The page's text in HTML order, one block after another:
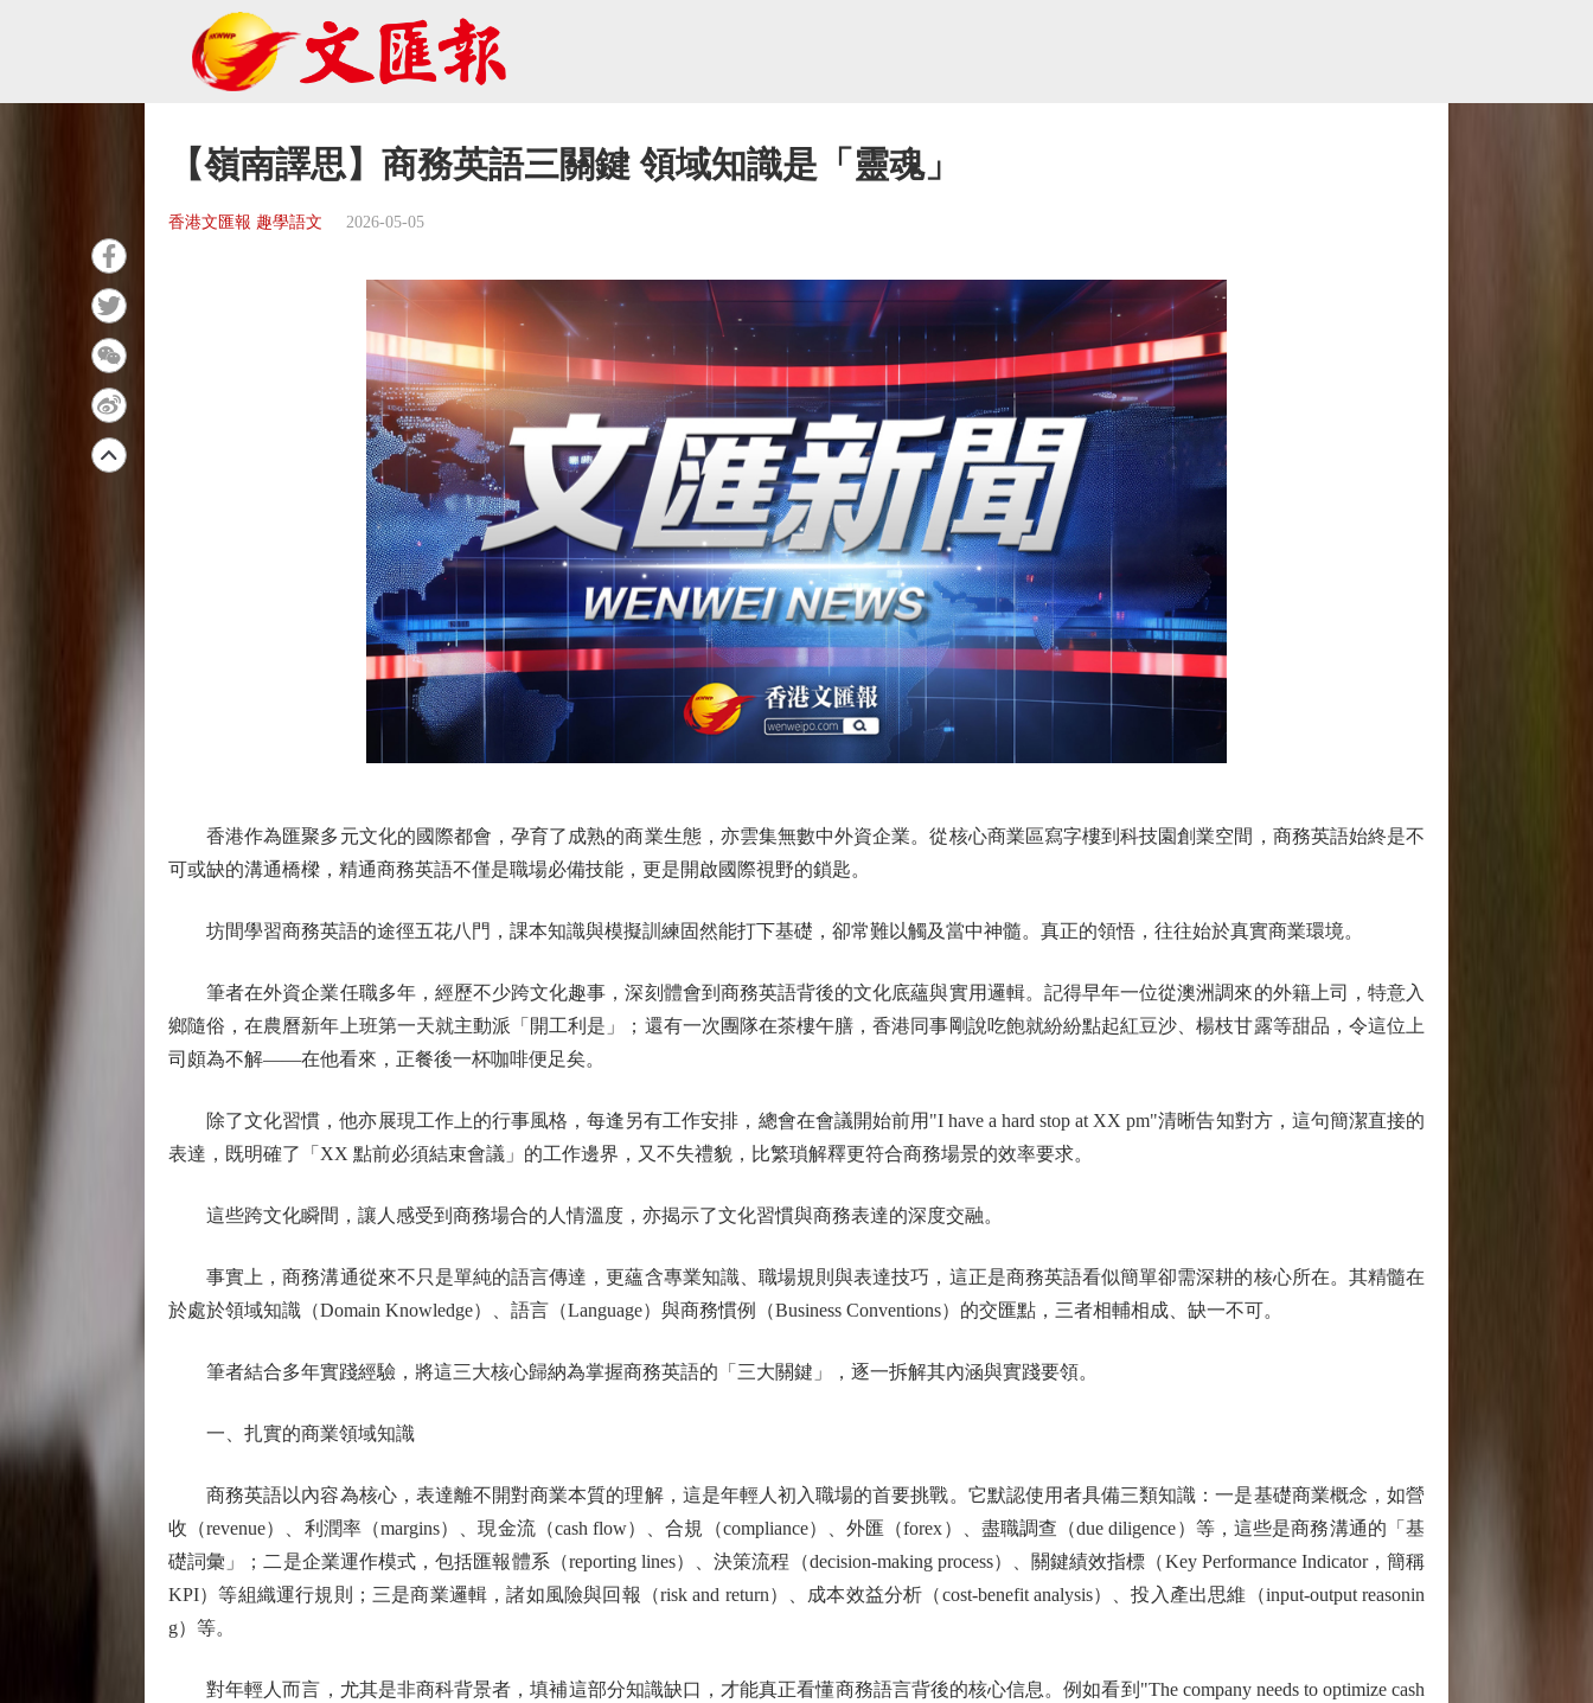
【嶺南譯思】商務英語三關鍵 領域知識是「靈魂」
香港文匯報 趣學語文 2026-05-05
香港作為匯聚多元文化的國際都會，孕育了成熟的商業生態，亦雲集無數中外資企業。從核心商業區寫字樓到科技園創業空間，商務英語始終是不
可或缺的溝通橋樑，精通商務英語不僅是職場必備技能，更是開啟國際視野的鎖匙。
坊間學習商務英語的途徑五花八門，課本知識與模擬訓練固然能打下基礎，卻常難以觸及當中神髓。真正的領悟，往往始於真實商業環境。
筆者在外資企業任職多年，經歷不少跨文化趣事，深刻體會到商務英語背後的文化底蘊與實用邏輯。記得早年一位從澳洲調來的外籍上司，特意入
鄉隨俗，在農曆新年上班第一天就主動派「開工利是」；還有一次團隊在茶樓午膳，香港同事剛說吃飽就紛紛點起紅豆沙、楊枝甘露等甜品，令這位上
司頗為不解——在他看來，正餐後一杯咖啡便足矣。
除了文化習慣，他亦展現工作上的行事風格，每逢另有工作安排，總會在會議開始前用"I have a hard stop at XX pm"清晰告知對方，這句簡潔直接的
表達，既明確了「XX 點前必須結束會議」的工作邊界，又不失禮貌，比繁瑣解釋更符合商務場景的效率要求。
這些跨文化瞬間，讓人感受到商務場合的人情溫度，亦揭示了文化習慣與商務表達的深度交融。
事實上，商務溝通從來不只是單純的語言傳達，更蘊含專業知識、職場規則與表達技巧，這正是商務英語看似簡單卻需深耕的核心所在。其精髓在
於處於領域知識（Domain Knowledge）、語言（Language）與商務慣例（Business Conventions）的交匯點，三者相輔相成、缺一不可。
筆者結合多年實踐經驗，將這三大核心歸納為掌握商務英語的「三大關鍵」，逐一拆解其內涵與實踐要領。
一、扎實的商業領域知識
商務英語以內容為核心，表達離不開對商業本質的理解，這是年輕人初入職場的首要挑戰。它默認使用者具備三類知識：一是基礎商業概念，如營
收（revenue）、利潤率（margins）、現金流（cash flow）、合規（compliance）、外匯（forex）、盡職調查（due diligence）等，這些是商務溝通的「基
礎詞彙」；二是企業運作模式，包括匯報體系（reporting lines）、決策流程（decision-making process）、關鍵績效指標（Key Performance Indicator，簡稱
KPI）等組織運行規則；三是商業邏輯，諸如風險與回報（risk and return）、成本效益分析（cost-benefit analysis）、投入產出思維（input-output reasonin
g）等。
對年輕人而言，尤其是非商科背景者，填補這部分知識缺口，才能真正看懂商務語言背後的核心信息。例如看到"The company needs to optimize cash